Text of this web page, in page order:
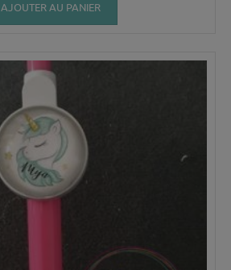
AJOUTER AU PANIER